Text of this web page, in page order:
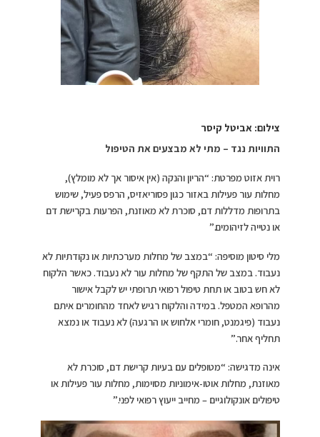
צילום: אביטל קיסר
התוויות נגד – מתי לא מבצעים את הטיפול
רוית אזוט מפרטת: “הריון והנקה (אין איסור אך לא מומלץ),
מחלות עור פעילות באזור כגון פסוריאזיס, הרפס פעיל, שימוש
בתרופות מדללות דם, סוכרת לא מאוזנת, הפרעות בקרישת דם
או נטייה לזיהומים.”
מלי סיטון מוסיפה: “במצב של מחלות מערכתיות או נקודתיות לא
נעבוד. במצב של התקף של מחלות עור לא נעבוד. כאשר הלקוח
לא חש בטוב או תחת טיפול רפואי תרופתי יש לקבל אישור
מהרופא המטפל. במידה והלקוח רגיש לאחד מהחומרים איתם
נעבוד (פיגמנט, חומרי אלחוש או הרגעה) לא נעבוד או נמצא
תחליף אחר.”
אינה מדגישה: “מטופלים עם בעיות קרישת דם, סוכרת לא
מאוזנת, מחלות אוטו-אימוניות מסוימות, מחלות עור פעילות או
טיפולים אונקולוגיים – מחייב ייעוץ רפואי לפני.”